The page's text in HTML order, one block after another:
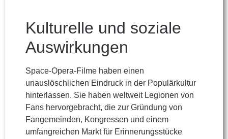
Kulturelle und soziale
Auswirkungen
Space-Opera-Filme haben einen
unauslöschlichen Eindruck in der Populärkultur
hinterlassen. Sie haben weltweit Legionen von
Fans hervorgebracht, die zur Gründung von
Fangemeinden, Kongressen und einem
umfangreichen Markt für Erinnerungsstücke